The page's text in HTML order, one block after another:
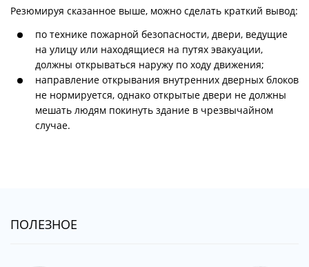
Резюмируя сказанное выше, можно сделать краткий вывод:
по технике пожарной безопасности, двери, ведущие
на улицу или находящиеся на путях эвакуации,
должны открываться наружу по ходу движения;
направление открывания внутренних дверных блоков
не нормируется, однако открытые двери не должны
мешать людям покинуть здание в чрезвычайном
случае.
ПОЛЕЗНОЕ